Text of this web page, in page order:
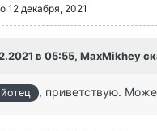
12 декабря, 2021
в 05:55, MaxMikhey
, приветствую.